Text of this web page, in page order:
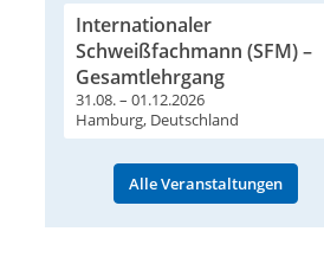
Internationaler
Schweißfachmann (SFM) –
Gesamtlehrgang
31.08. – 01.12.2026
Hamburg, Deutschland
Alle Veranstaltungen